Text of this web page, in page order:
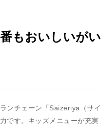
もおいしいがい
ンチェーン「Saizeriya（サイ
です。キッズメニューが充実